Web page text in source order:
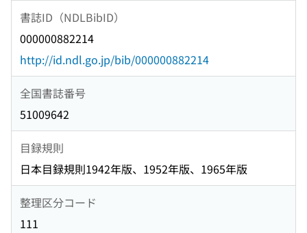
書誌ID（NDLBibID）
000000882214
http://id.ndl.go.jp/bib/000000882214
全国書誌番号
51009642
目録規則
日本目録規則1942年版、1952年版、1965年版
整理区分コード
111